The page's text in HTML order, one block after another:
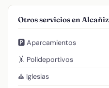
Otros servicios en Alcañiz
🅿️ Aparcamientos
🤸 Polideportivos
⛪ Iglesias